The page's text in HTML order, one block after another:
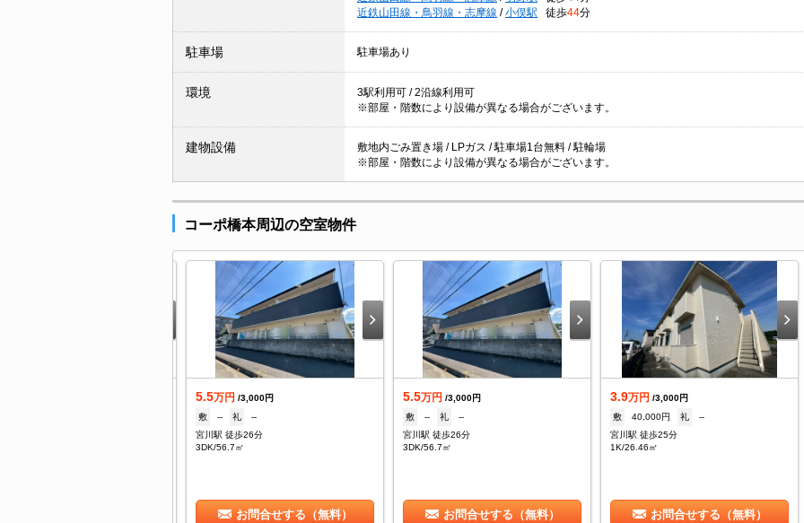
近鉄山田線・鳥羽線・志摩線 / 小俣駅 徒歩44分
駐車場 駐車場あり
環境
3駅利用可 / 2沿線利用可
※部屋・階数により設備が異なる場合がございます。
建物設備
敷地内ごみ置き場 / LPガス / 駐車場1台無料 / 駐輪場
※部屋・階数により設備が異なる場合がございます。
コーポ橋本周辺の空室物件
5.5万円 /3,000円
敷
-- 礼
--
宮川駅 徒歩26分
3DK/56.7㎡
お問合せする（無料）
5.5万円 /3,000円
敷
-- 礼
--
宮川駅 徒歩26分
3DK/56.7㎡
お問合せする（無料）
3.9万円 /3,000円
敷
40,000円 礼
--
宮川駅 徒歩25分
1K/26.46㎡
お問合せする（無料）